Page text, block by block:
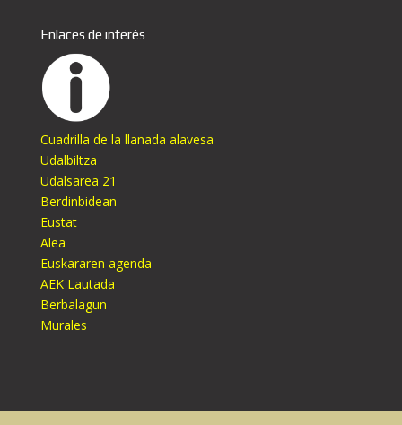
Enlaces de interés
Cuadrilla de la llanada alavesa
Udalbiltza
Udalsarea 21
Berdinbidean
Eustat
Alea
Euskararen agenda
AEK Lautada
Berbalagun
Murales